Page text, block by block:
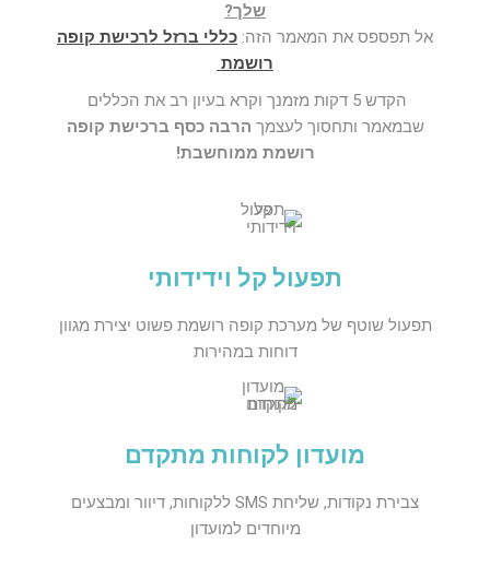
שלך?
אל תפספס את המאמר הזה: כללי ברזל לרכישת קופה
רושמת
הקדש 5 דקות מזמנך וקרא בעיון רב את הכללים
שבמאמר ותחסוך לעצמך הרבה כסף ברכישת קופה
רושמת ממוחשבת!
תפעול קל וידידותי
תפעול שוטף של מערכת קופה רושמת פשוט יצירת מגוון
דוחות במהירות
מועדון לקוחות מתקדם
צבירת נקודות, שליחת SMS ללקוחות, דיוור ומבצעים
מיוחדים למועדון